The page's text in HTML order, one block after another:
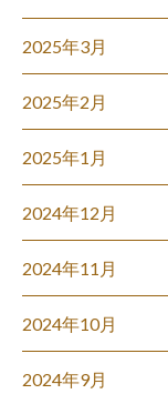
2025年3月
2025年2月
2025年1月
2024年12月
2024年11月
2024年10月
2024年9月